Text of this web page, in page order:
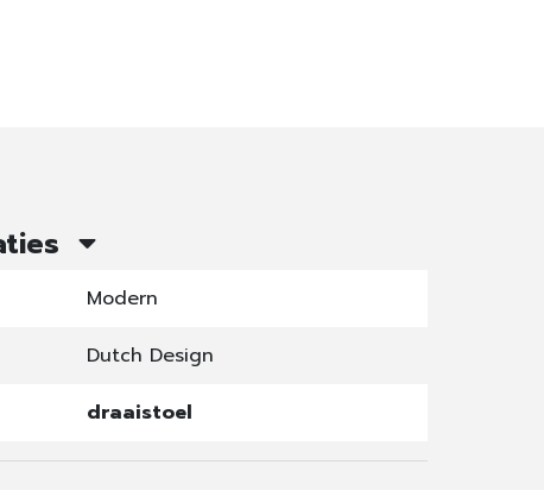
Modern
Dutch Design
draaistoel